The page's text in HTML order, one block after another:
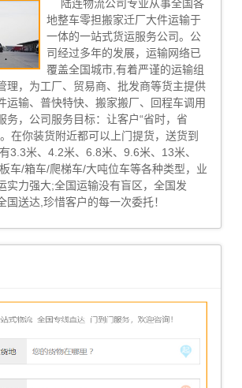
陆连物流公司专业从事全国各
地整车零担搬家迁厂大件运输于
一体的一站式货运服务公司。公
司经过多年的发展，运输网络已
覆盖全国城市,有着严谨的运输组
理，为工厂、贸易商、批发商等货主提供
运输、普快特快、搬家搬厂、回程车调用
务，公司服务目标：让客户“省时，省
在你装货附近都可以上门提货，送货到
3.3米、4.2米、6.8米、9.6米、13米、
车/箱车/爬梯车/大吨位车等各种类型，业
实力强大;全国运输没有盲区，全国发
国送达,珍惜客户的每一次委托！